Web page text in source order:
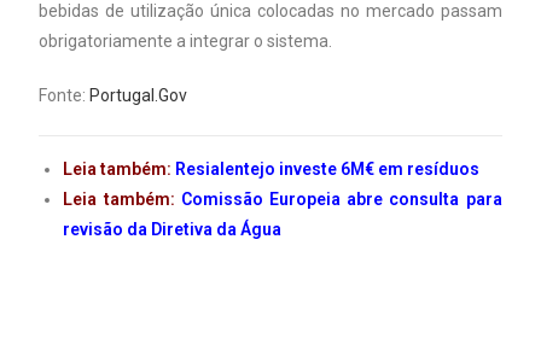
bebidas de utilização única colocadas no mercado passam
obrigatoriamente a integrar o sistema.
Fonte: Portugal.Gov
Leia também: Resialentejo investe 6M€ em resíduos
Leia também: Comissão Europeia abre consulta para
revisão da Diretiva da Água